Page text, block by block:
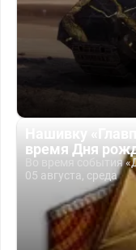
Нашивку
время Дня
Во время события
05 августа, среда